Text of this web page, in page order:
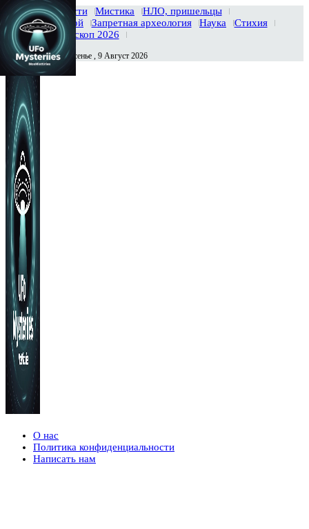
Главная Новости Мистика
НЛО, пришельцы
Тайны вселенной
Запретная археология Наука
Стихия
История
Гороскоп 2026
Сегодня Воскресенье , 9 Август 2026
О нас
Политика конфиденциальности
Написать нам